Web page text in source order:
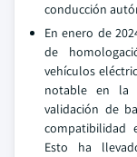
conducción
En enero de
de
vehículos
notable en la
validación de
compatibilidad
Esto ha